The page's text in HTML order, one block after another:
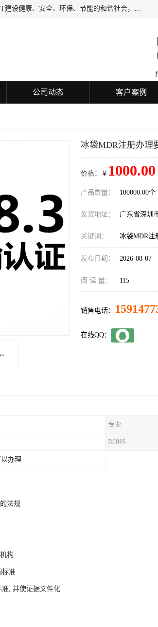
深圳万检通科技有限公司专业从事iso9001质量认证、质量检测认证、CE认证。WJT建设健康、安全、环保、节能的和谐社会，力图在检验、鉴定、测试及认证领域成为受人信赖的机构。
公司动态 客户案例
冰袋MDR注册办理
价格：￥ 1000.00
产品数量： 100000.00个
发货地址： 广东省深圳
关键词： 冰袋MDR注
发布日期： 2026-08-07
阅 读 量： 115
销售电话：
在线QQ：
专业
ROHS
办理
法规
构
标准
, 并使证据文件化